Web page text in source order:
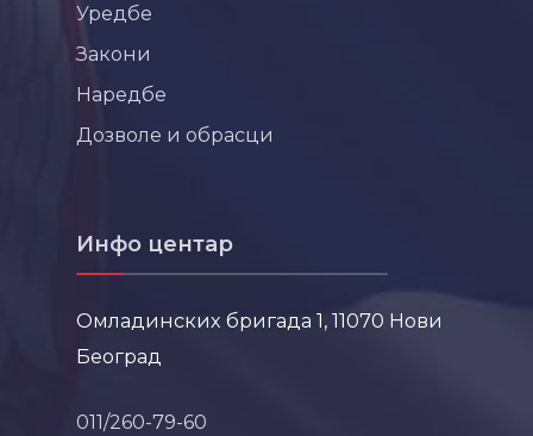
Уредбе
Закони
Наредбе
Дозволе и обрасци
Инфо центар
Омладинских бригада 1, 11070 Нови
Београд
011/260-79-60